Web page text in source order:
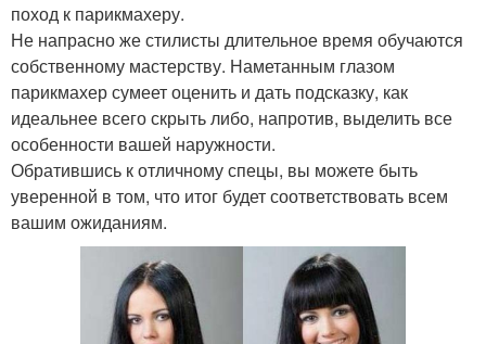
поход к парикмахеру.
Не напрасно же стилисты длительное время обучаются
собственному мастерству. Наметанным глазом
парикмахер сумеет оценить и дать подсказку, как
идеальнее всего скрыть либо, напротив, выделить все
особенности вашей наружности.
Обратившись к отличному спецы, вы можете быть
уверенной в том, что итог будет соответствовать всем
вашим ожиданиям.